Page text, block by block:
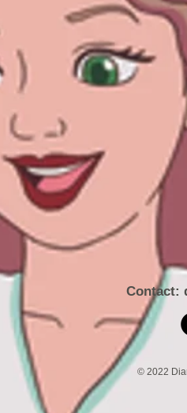
Contact:
© 2022